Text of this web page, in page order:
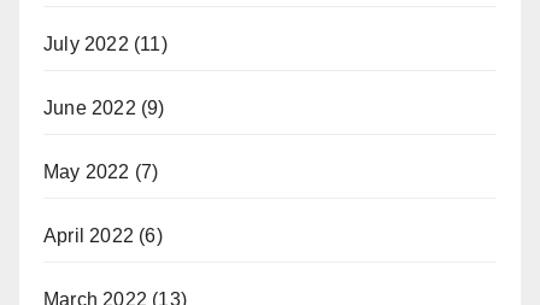
July 2022 (11)
June 2022 (9)
May 2022 (7)
April 2022 (6)
March 2022 (13)